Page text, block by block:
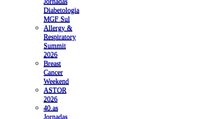
Diabetologia
MGF Sul
Allergy &
Respiratory
Summit
2026
Breast
Cancer
Weekend
ASTOR
2026
40.as
Jornadas